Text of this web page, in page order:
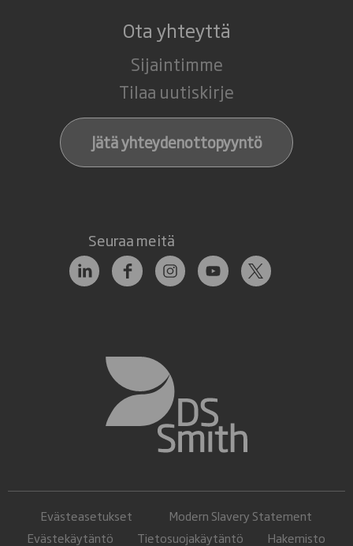
Ota yhteyttä
Sijaintimme
Tilaa uutiskirje
Jätä yhteydenottopyyntö
Seuraa meitä
Evästeasetukset
Modern Slavery Statement
Evästekäytäntö
Tietosuojakäytäntö Hakemisto